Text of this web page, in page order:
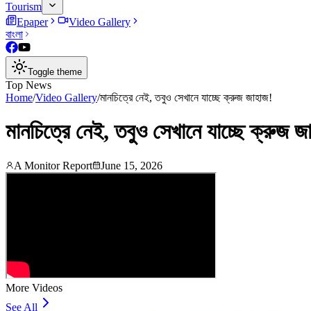
Tourism
Epaper
Video Gallery
বাংলা
Toggle theme
Top News
Home/Video Gallery/মানচিত্রে নেই, তবুও সেখানে যাচ্ছে ক্রুজ জাহাজ!
মানচিত্রে নেই, তবুও সেখানে যাচ্ছে ক্রুজ
A Monitor Report June 15, 2026
More Videos
See All